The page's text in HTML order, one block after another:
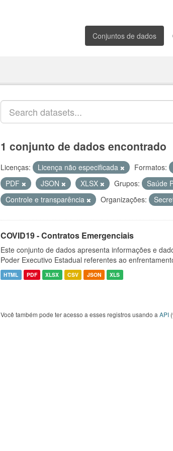
Conjuntos de dados
1 conjunto de dados encontrado
Licenças: Licença não especificada Formatos:
PDF
JSON XLSX Grupos: Saúde
Controle e transparência
Organizações:
COVID19 - Contratos Emergenciais
Este conjunto de dados apresenta informações e
Poder Executivo Estadual referentes ao
HTML PDF XLSX CSV JSON XLS
Você também pode ter acesso a esses registros usando a API